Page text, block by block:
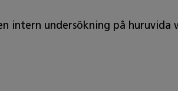
intern undersökning på